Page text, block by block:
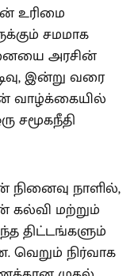
உரிமை
சமமாக
அரசின்
இன்று வரை
வாழ்க்கையில்
சமூகநீதி
நினைவு நாளில்,
கல்வி மற்றும்
திட்டங்களும்
வெறும் நிர்வாக